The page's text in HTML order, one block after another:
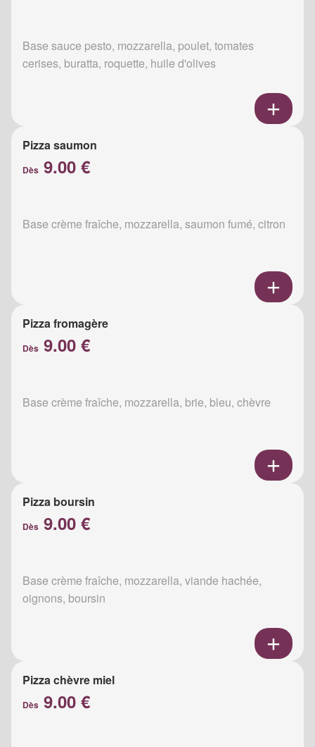
Base sauce pesto, mozzarella, poulet, tomates
cerises, buratta, roquette, huile d'olives
Pizza saumon
Dès 9.00 €
Base crème fraîche, mozzarella, saumon fumé, citron
Pizza fromagère
Dès 9.00 €
Base crème fraîche, mozzarella, brie, bleu, chèvre
Pizza boursin
Dès 9.00 €
Base crème fraîche, mozzarella, viande hachée,
oignons, boursin
Pizza chèvre miel
Dès 9.00 €